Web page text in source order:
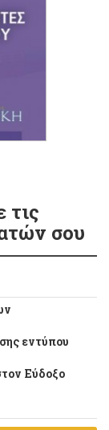
τις
σου
εντύπου
Εύδοξο